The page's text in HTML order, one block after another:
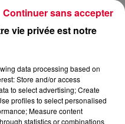
DE FOLIE, MAIS SANS
Antony HARARI
vie privée est notre
data processing based on
Store and/or access
to select advertising; Create
profiles to select personalised
Measure content
statistics or combinations
Continuer sans accepter